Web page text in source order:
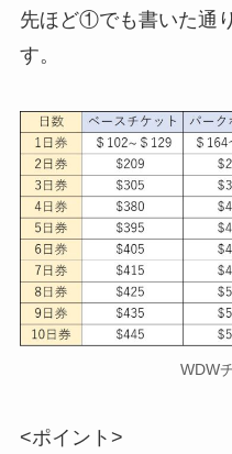
先ほど①でも書いた通り
す。
WDW
<ポイント>